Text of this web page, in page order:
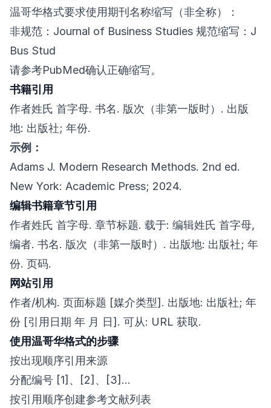
温哥华格式要求使用期刊名称缩写（非全称）：
非规范：Journal of Business Studies 规范缩写：J
Bus Stud
请参考PubMed确认正确缩写。
书籍引用
作者姓氏 首字母. 书名. 版次（非第一版时）. 出版
地: 出版社; 年份.
示例：
Adams J. Modern Research Methods. 2nd ed.
New York: Academic Press; 2024.
编辑书籍章节引用
作者姓氏 首字母. 章节标题. 载于: 编辑姓氏 首字母,
编者. 书名. 版次（非第一版时）. 出版地: 出版社; 年
份. 页码.
网站引用
作者/机构. 页面标题 [媒介类型]. 出版地: 出版社; 年
份 [引用日期 年 月 日]. 可从: URL 获取.
使用温哥华格式的步骤
按出现顺序引用来源
分配编号 [1]、[2]、[3]…
按引用顺序创建参考文献列表